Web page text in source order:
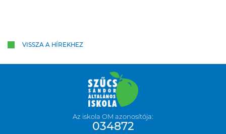
VISSZA A HÍREKHEZ
Az iskola OM azonosítója:
034872